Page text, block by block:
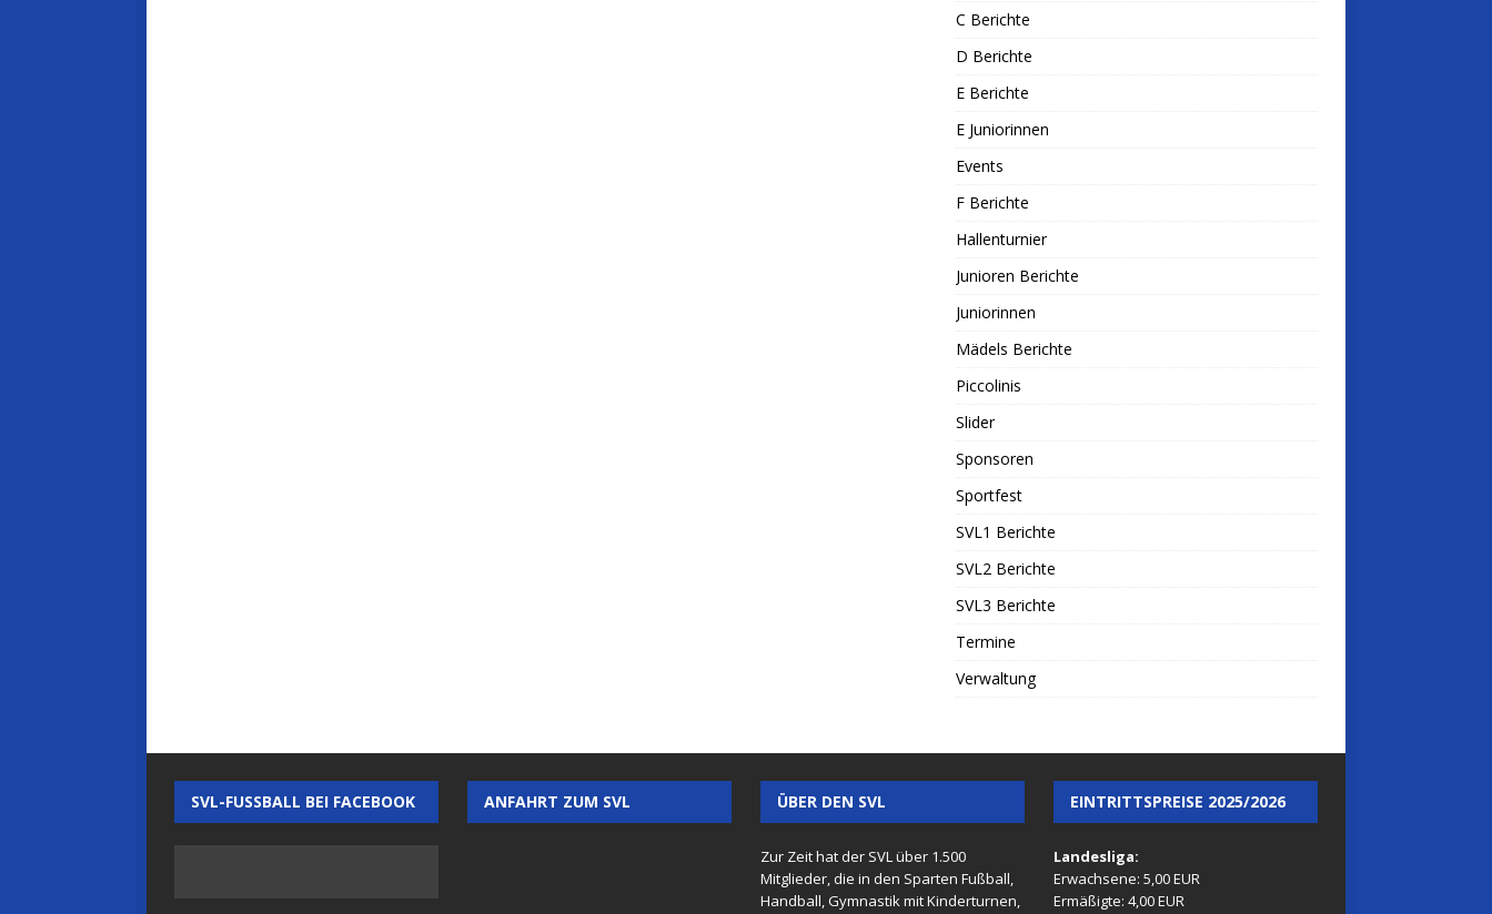
C Berichte
D Berichte
E Berichte
E Juniorinnen
Events
F Berichte
Hallenturnier
Junioren Berichte
Juniorinnen
Mädels Berichte
Piccolinis
Slider
Sponsoren
Sportfest
SVL1 Berichte
SVL2 Berichte
SVL3 Berichte
Termine
Verwaltung
SVL-FUSSBALL BEI FACEBOOK ANFAHRT ZUM SVL ÜBER DEN SVL
Zur Zeit hat der SVL über 1.500
Mitglieder, die in den Sparten Fußball,
Handball, Gymnastik mit Kinderturnen,
EINTRITTSPREISE 2025/2026
Landesliga:
Erwachsene: 5,00 EUR
Ermäßigte: 4,00 EUR